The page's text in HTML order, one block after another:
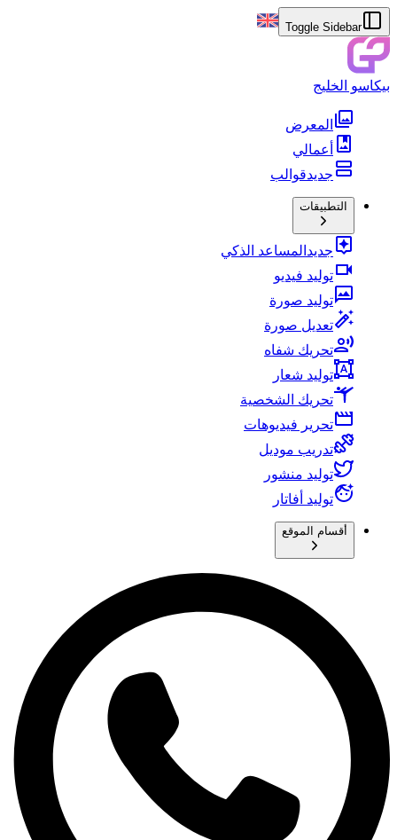
Toggle Sidebar
بيكاسو الخليج
المعرض
أعمالي
جديدقوالب
التطبيقات
جديد المساعد الذكي
توليد فيديو
توليد صورة
تعديل صورة
تحريك شفاه
توليد شعار
تحريك الشخصية
تحرير فيديوهات
تدريب موديل
توليد منشور
توليد أفاتار
أقسام الموقع